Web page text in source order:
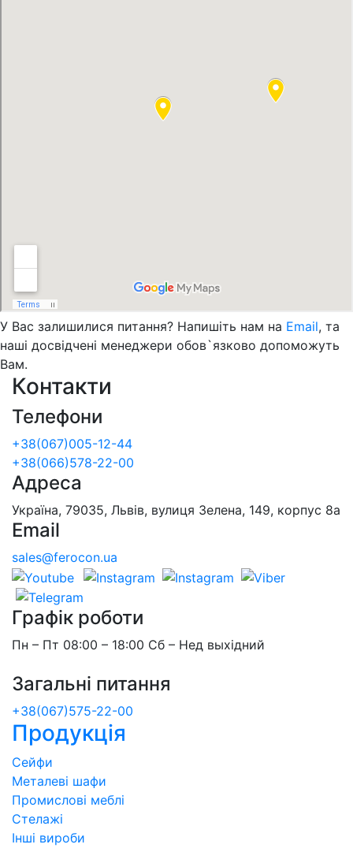
У Вас залишилися питання? Напишіть нам на Email, та
наші досвідчені менеджери обов`язково допоможуть
Вам.
Контакти
Телефони
+38(067)005-12-44
+38(066)578-22-00
Адреса
Україна, 79035, Львів, вулиця Зелена, 149, корпус 8а
Email
sales@ferocon.ua
Графік роботи
Пн – Пт 08:00 – 18:00 Сб – Нед выхідний
Загальні питання
+38(067)575-22-00
Продукція
Сейфи
Металеві шафи
Промислові меблі
Стелажі
Інші вироби